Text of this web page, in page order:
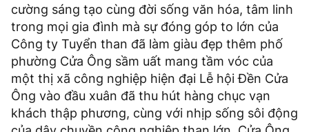
cường sáng tạo cùng đời sống văn hóa, tâm linh
trong mọi gia đình mà sự đóng góp to lớn của
Công ty Tuyển than đã làm giàu đẹp thêm phố
phường Cửa Ông sầm uất mang tầm vóc của
một thị xã công nghiệp hiện đại Lễ hội Đền Cửa
Ông vào đầu xuân đã thu hút hàng chục vạn
khách thập phương, cùng với nhịp sống sôi động